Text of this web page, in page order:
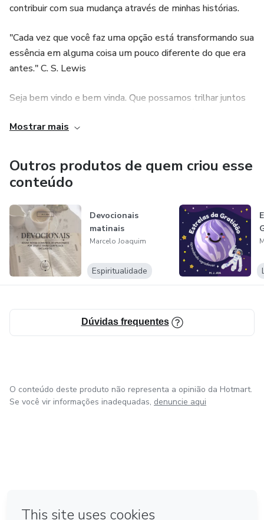
contribuir com sua mudança através de minhas histórias.
"Cada vez que você faz uma opção está transformando sua
essência em alguma coisa um pouco diferente do que era
antes." C. S. Lewis
Seja bem vindo e bem vinda. Que possamos trilhar juntos
Mostrar mais
Outros produtos de quem criou esse
conteúdo
Devocionais
matinais
Marcelo Joaquim
Espiritualidade
Dúvidas frequentes
O conteúdo deste produto não representa a opinião da Hotmart.
Se você vir informações inadequadas, denuncie aqui
Feito com ❤ em Bogotá